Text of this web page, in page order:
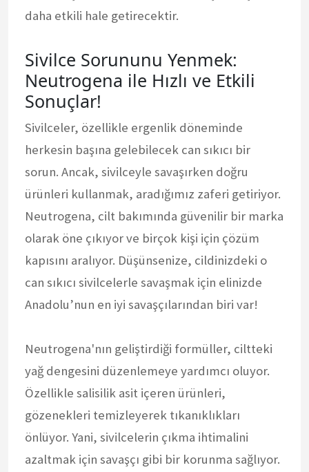
daha etkili hale getirecektir.
Sivilce Sorununu Yenmek:
Neutrogena ile Hızlı ve Etkili
Sonuçlar!
Sivilceler, özellikle ergenlik döneminde
herkesin başına gelebilecek can sıkıcı bir
sorun. Ancak, sivilceyle savaşırken doğru
ürünleri kullanmak, aradığımız zaferi getiriyor.
Neutrogena, cilt bakımında güvenilir bir marka
olarak öne çıkıyor ve birçok kişi için çözüm
kapısını aralıyor. Düşünsenize, cildinizdeki o
can sıkıcı sivilcelerle savaşmak için elinizde
Anadolu’nun en iyi savaşçılarından biri var!
Neutrogena'nın geliştirdiği formüller, ciltteki
yağ dengesini düzenlemeye yardımcı oluyor.
Özellikle salisilik asit içeren ürünleri,
gözenekleri temizleyerek tıkanıklıkları
önlüyor. Yani, sivilcelerin çıkma ihtimalini
azaltmak için savaşçı gibi bir korunma sağlıyor.